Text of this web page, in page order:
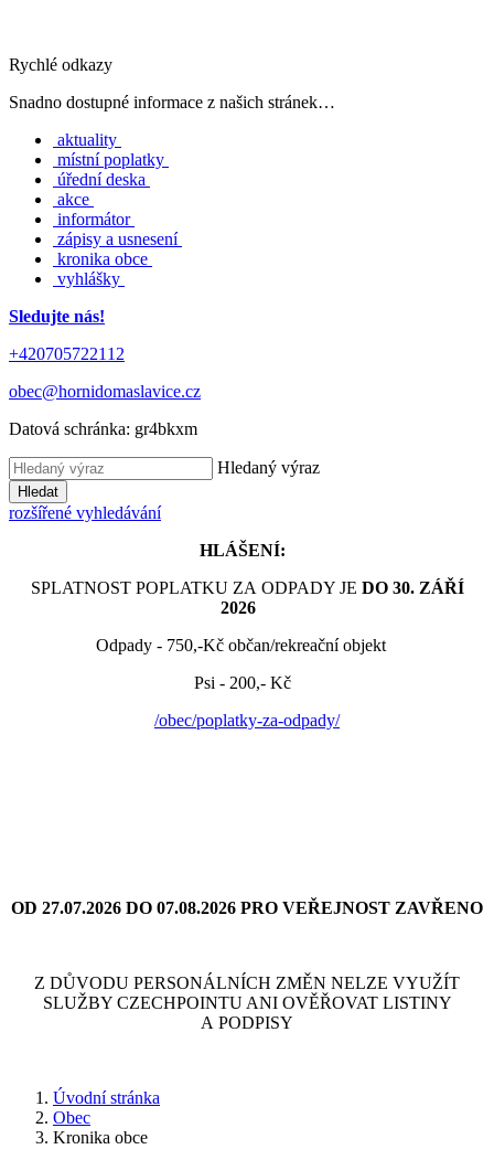
Rychlé odkazy
Snadno dostupné informace z našich stránek…
aktuality
místní poplatky
úřední deska
akce
informátor
zápisy a usnesení
kronika obce
vyhlášky
Sledujte nás!
+420705722112
obec@hornidomaslavice.cz
Datová schránka: gr4bkxm
Hledaný výraz
Hledat
rozšířené vyhledávání
HLÁŠENÍ:
SPLATNOST POPLATKU ZA ODPADY JE DO 30. ZÁŘÍ
2026
Odpady - 750,-Kč občan/rekreační objekt
Psi - 200,- Kč
/obec/poplatky-za-odpady/
OD 27.07.2026 DO 07.08.2026 PRO VEŘEJNOST ZAVŘENO
Z DŮVODU PERSONÁLNÍCH ZMĚN NELZE VYUŽÍT
SLUŽBY CZECHPOINTU ANI OVĚŘOVAT LISTINY
A PODPISY
Úvodní stránka
Obec
Kronika obce